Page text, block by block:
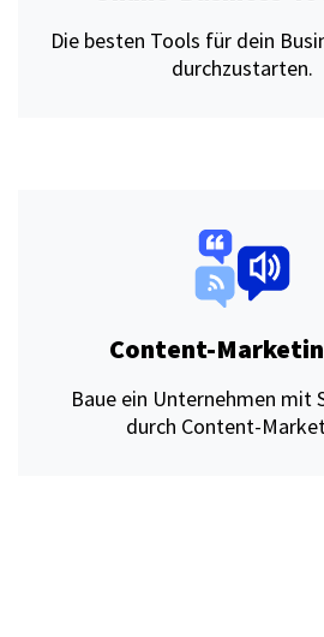
Die besten Tools für dein
durchzustarten.
Content-
Baue ein Unternehmen mit
durch Content-